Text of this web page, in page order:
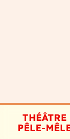
THÉÂTRE
PÊLE-